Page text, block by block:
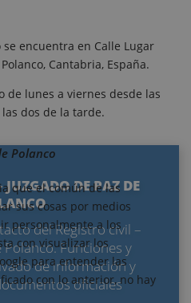
DE PAZ DE
del Registro civil –
Polanco. Funciones y
de información y
oficiales
se encuentra en Calle Lugar
Cantabria, España.
de lunes a viernes desde las
dos de la tarde.
Polanco
que el común de las
sus cosas por medios
personalmente a los
con visualizar los
para entender las
con lo anterior, no hay